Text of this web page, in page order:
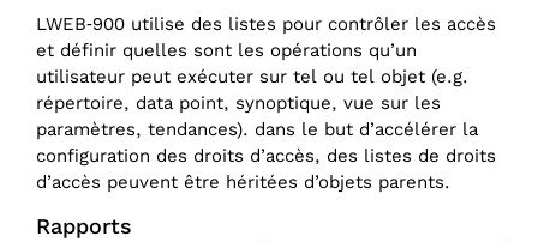
LWEB‑900 utilise des listes pour contrôler les accès
et définir quelles sont les opérations qu’un
utilisateur peut exécuter sur tel ou tel objet (e.g.
répertoire, data point, synoptique, vue sur les
paramètres, tendances). dans le but d’accélérer la
configuration des droits d’accès, des listes de droits
d’accès peuvent être héritées d’objets parents.
Rapports